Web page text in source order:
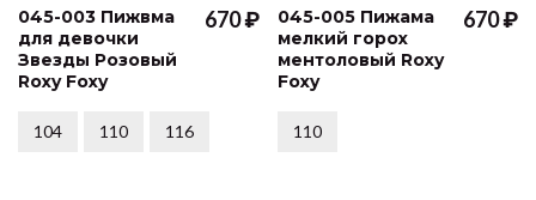
045-003 Пижвма
для девочки
Звезды Розовый
Roxy Foxy
670 ₽
104 110 116
045-005 Пижама
мелкий горох
ментоловый Roxy
Foxy
670 ₽
110